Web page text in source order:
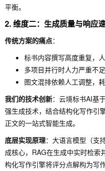
平衡。
2. 维度二：生成质量与响应
传统方案的痛点：
标书内容撰写高度重复，
多项目并行时人力严重不
图文混排依赖人工调整，
我们的技术创新：云境标书AI基
强生成技术，结合结构化写作引
正文的一站式智能生成。
底层实现原理：大语言模型（支
成核心，RAG在生成中实时检索
构化写作引擎将评分点解构为写